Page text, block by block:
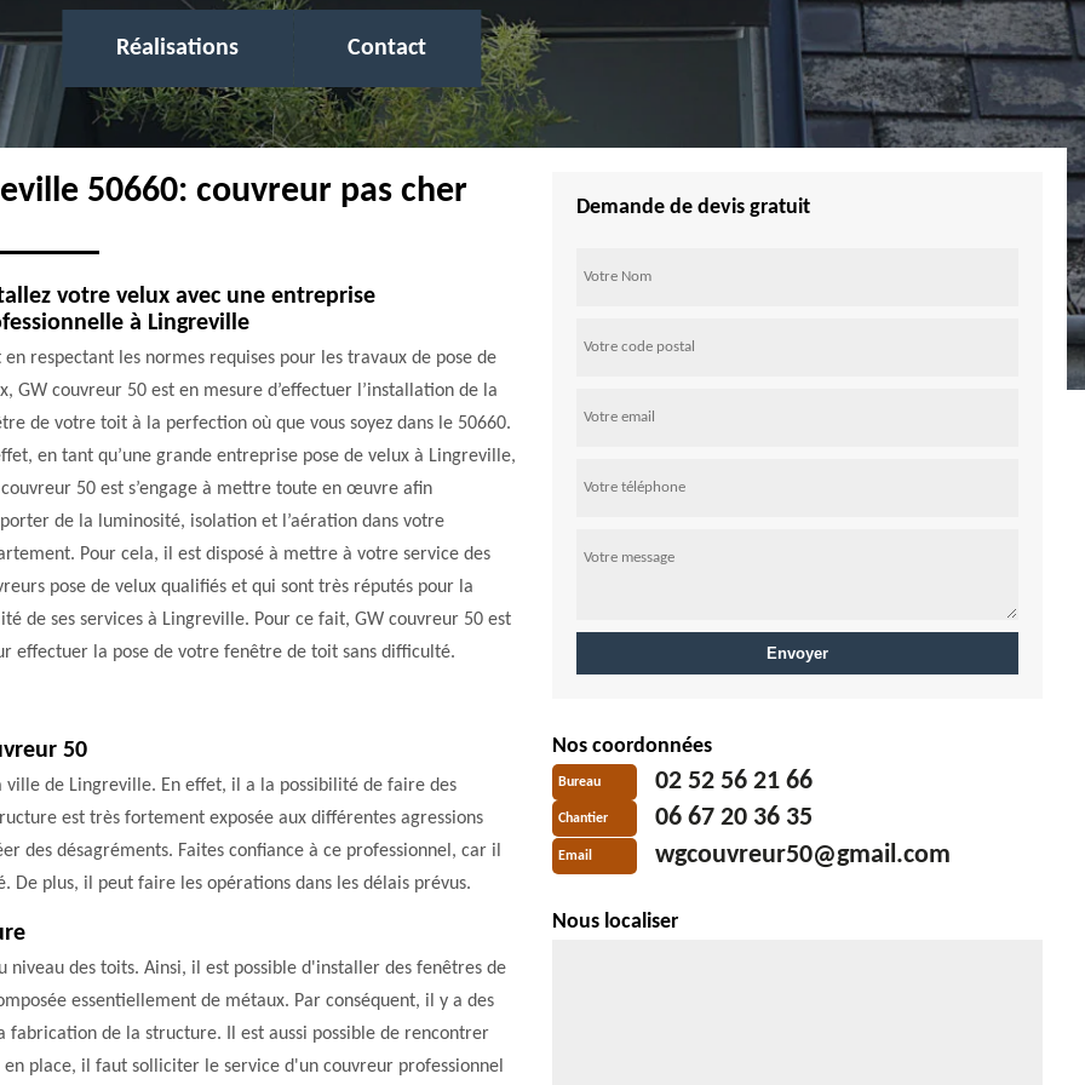
Réalisations Contact
50660: couvreur pas cher
votre velux avec une entreprise
à Lingreville
en respectant les normes requises pour les travaux de pose de
GW couvreur 50 est en mesure d’effectuer l’installation de la
de votre toit à la perfection où que vous soyez dans le 50660.
en tant qu’une grande entreprise pose de velux à Lingreville,
50 est s’engage à mettre toute en œuvre afin
de la luminosité, isolation et l’aération dans votre
Pour cela, il est disposé à mettre à votre service des
pose de velux qualifiés et qui sont très réputés pour la
de ses services à Lingreville. Pour ce fait, GW couvreur 50 est
effectuer la pose de votre fenêtre de toit sans difficulté.
50
de Lingreville. En effet, il a la possibilité de faire des
est très fortement exposée aux différentes agressions
des désagréments. Faites confiance à ce professionnel, car il
plus, il peut faire les opérations dans les délais prévus.
des toits. Ainsi, il est possible d'installer des fenêtres de
essentiellement de métaux. Par conséquent, il y a des
de la structure. Il est aussi possible de rencontrer
place, il faut solliciter le service d'un couvreur professionnel
Demande de devis gratuit
Nos coordonnées
Bureau 02 52 56 21 66
Chantier 06 67 20 36 35
Email wgcouvreur50@gmail.com
Nous localiser